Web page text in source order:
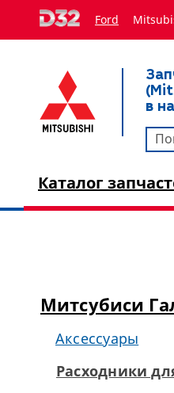
Ford
в
Каталог
Митсубиси
Аксессуары
Расходники